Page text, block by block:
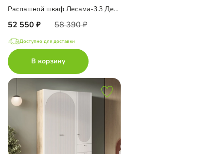
Распашной шкаф Лесама-3.3 Декор 2 с зеркалом
52 550 58 390
Доступно для доставки
В корзину